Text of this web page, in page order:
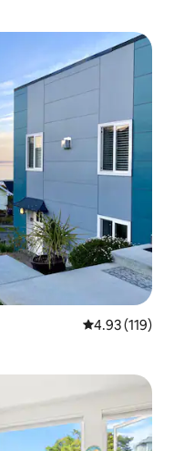
औसत रेटिंग 5 में से
4.93 (119)